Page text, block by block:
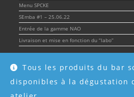
Tous les produits du bar
disponibles à la dégustation
Menu SPCKE
SEmba #1 – 25.06.22
Entrée de la gamme NAO
Livraison et mise en fonction du “labo”
© Spirit & Cocktail Embassy 2022 - SPCKE -